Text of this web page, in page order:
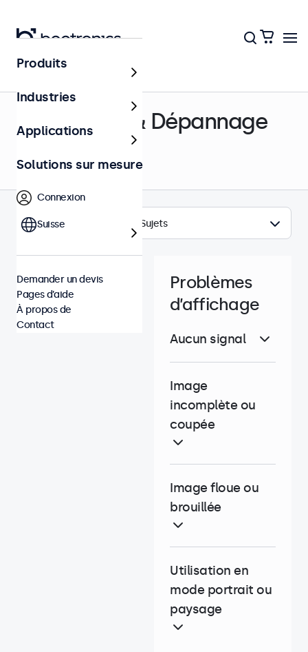
Assistance & Dépannage
Sujets
Problèmes
d’affichage
Aucun signal
Image
incomplète ou
coupée
Image floue ou
brouillée
Utilisation en
mode portrait ou
paysage
Produits
Industries
Applications
Solutions sur mesure
Connexion
Suisse
Demander un devis
Pages d’aide
À propos de
Contact